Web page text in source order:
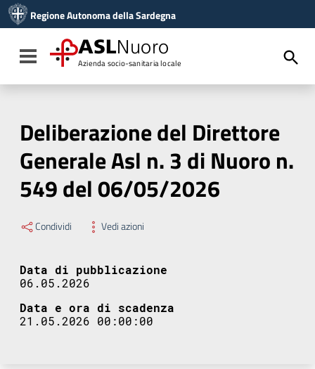
Vai al menu di navigazione
Vai al footer
Regione Autonoma della Sardegna
Toggle navigation
ASLNuoro
Azienda socio-sanitaria locale
Deliberazione del Direttore
Generale Asl n. 3 di Nuoro n.
549 del 06/05/2026
Condividi Vedi azioni
Data di pubblicazione
06.05.2026
Data e ora di scadenza
21.05.2026 00:00:00